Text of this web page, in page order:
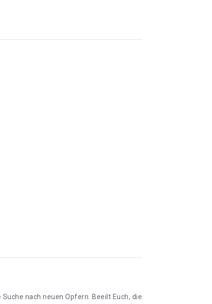
nach neuen Opfern. Beeilt Euch, die